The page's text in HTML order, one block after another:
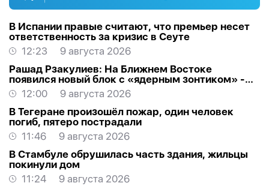
В Испании правые считают, что премьер несет
ответственность за кризис в Сеуте
12:23
9 августа 2026
Рашад Рзакулиев: На Ближнем Востоке
появился новый блок с «ядерным зонтиком» -
МНЕНИЕ ЭКСПЕРТА
12:00
9 августа 2026
В Тегеране произошёл пожар, один человек
погиб, пятеро пострадали
11:46
9 августа 2026
В Стамбуле обрушилась часть здания, жильцы
покинули дом
11:24
9 августа 2026